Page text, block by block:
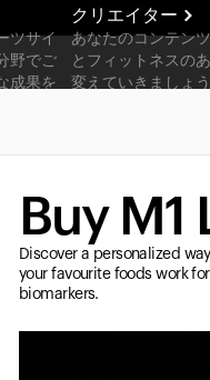
ツサイ
野でご
成果を
クリエイター
あなたのコンテン
とフィットネスの
変えていきましょう
Buy M1
Discover a personalized
your favourite foods work
biomarkers.